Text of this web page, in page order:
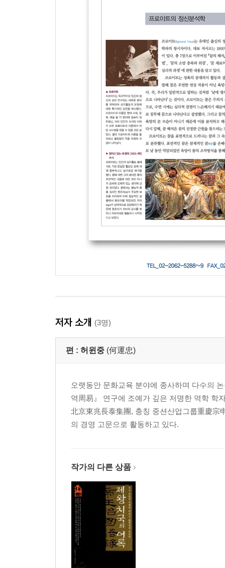
저자 소개 (3명)
편 : 허윈중 (何運忠)
오랫동안 문화교육 분야에 종사하며 다수의
역周易』 연구에 조예가 깊은 저명한 역학 학
北京東兆長泰集團, 충칭 중션산업그룹重慶宗
의 경영 고문으로 활동하고 있다.
작가의 다른 상품